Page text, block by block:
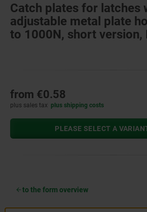
Catch plates for latches
adjustable metal plate
to 1000N, short version,
from €0.58
plus sales tax plus shipping costs
PLEASE SELECT A
to the form overview